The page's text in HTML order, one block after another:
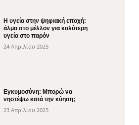
H υγεία στην ψηφιακή εποχή:
άλμα στο μέλλον για καλύτερη
υγεία στο παρόν
24 Απριλίου 2025
Εγκυμοσύνη: Μπορώ να
νηστέψω κατά την κύηση;
23 Απριλίου 2025